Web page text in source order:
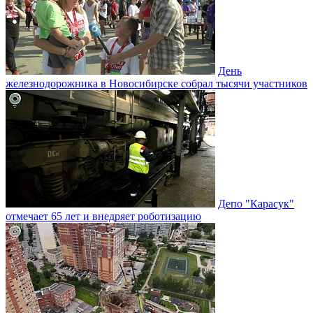
День
железнодорожника в Новосибирске собрал тысячи участников
Депо "Карасук"
отмечает 65 лет и внедряет роботизацию